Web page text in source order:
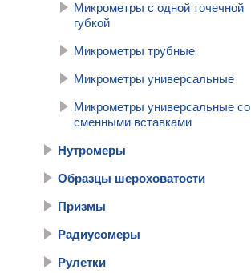
Микрометры с одной точечной
губкой
Микрометры трубные
Микрометры универсальные
Микрометры универсальные со
сменными вставками
Нутромеры
Образцы шероховатости
Призмы
Радиусомеры
Рулетки